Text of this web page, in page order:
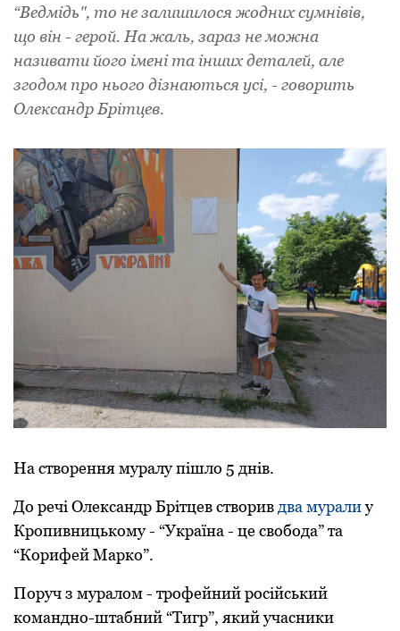
“Ведмідь", то не залишилося жодних сумнівів,
що він - герой. На жаль, зараз не можна
називати його імені та інших деталей, але
згодом про нього дізнаються усі, - говорить
Олександр Брітцев.
На створення муралу пішло 5 днів.
До речі Олександр Брітцев створивдва муралиу
Кропивницькому - “Україна - це свобода” та
“Корифей Марко”.
Поруч з муралом - трофейний російський
командно-штабний “Тигр”, який учасники